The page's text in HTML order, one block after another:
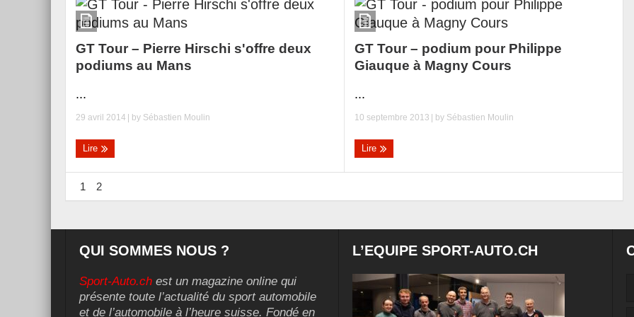
GT Tour – Pierre Hirschi s'offre deux
podiums au Mans
...
29 avril 2014 | by Sébastien Moulin
Lire
GT Tour – podium pour Philippe
Giauque à Magny Cours
...
10 septembre 2013 | by Sébastien Moulin
Lire
1 2
QUI SOMMES NOUS ?
Sport-Auto.ch est un magazine online qui
présente toute l’actualité du sport automobile
et de l’automobile à l’heure suisse. Fondé en
L’EQUIPE SPORT-AUTO.CH